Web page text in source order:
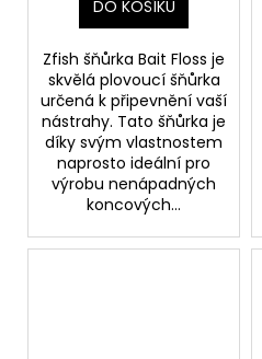
DO KOŠÍKU
Zfish šňůrka Bait Floss je
skvělá plovoucí šňůrka
určená k připevnění vaší
nástrahy. Tato šňůrka je
díky svým vlastnostem
naprosto ideální pro
výrobu nenápadných
koncových...